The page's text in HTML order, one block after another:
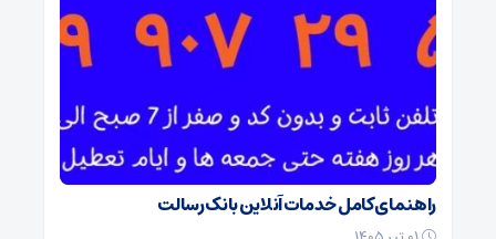
راهنمای کامل خدمات آنلاین بانک رسالت